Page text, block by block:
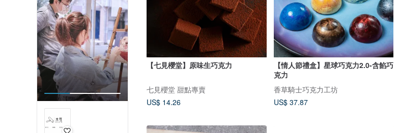
【七見櫻堂】原味生巧克力
七見櫻堂 甜點專賣
US$ 14.26
【情人節禮盒】星球巧克力2.0-含餡巧
克力
香草騎士巧克力工坊
US$ 37.87